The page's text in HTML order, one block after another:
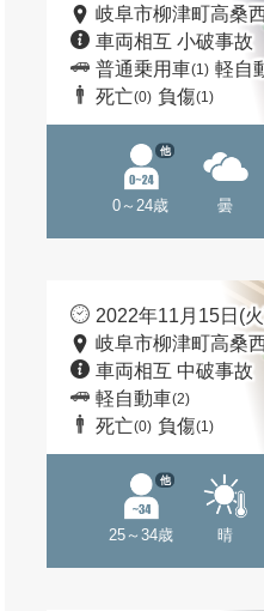
岐阜市柳津町高桑
車両相互 小破事故
普通乗用車(1) 軽自
死亡(0) 負傷(1)
0～24歳
他
曇
2022年11月15日(
岐阜市柳津町高桑
車両相互 中破事故
軽自動車(2)
死亡(0) 負傷(1)
25～34歳
他
晴